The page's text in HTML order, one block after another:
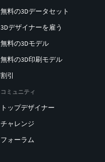
無料の3Dデータセット
3Dデザイナーを雇う
無料の3Dモデル
無料の3D印刷モデル
割引
コミュニティ
トップデザイナー
チャレンジ
フォーラム